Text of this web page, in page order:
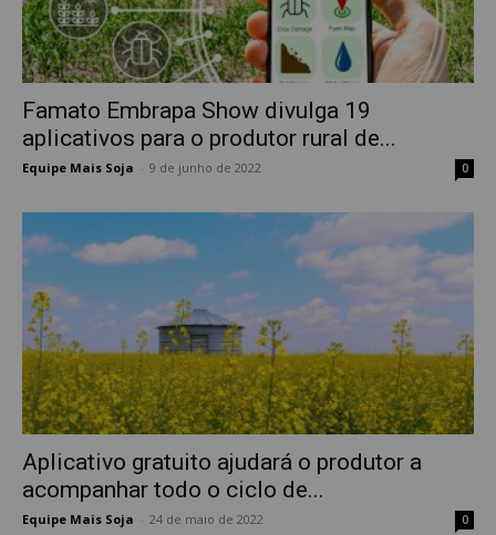
Famato Embrapa Show divulga 19
aplicativos para o produtor rural de...
Equipe Mais Soja 9 de junho de 2022 0
Aplicativo gratuito ajudará o produtor a
acompanhar todo o ciclo de...
Equipe Mais Soja 24 de maio de 2022 0